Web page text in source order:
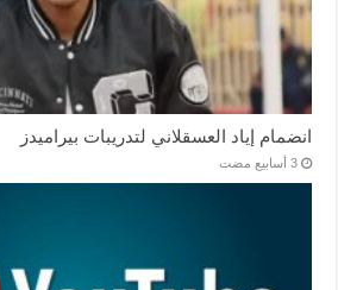
انضمام إياد العسقلاني لتدريبات بيراميدز
‏3 أسابيع مضت